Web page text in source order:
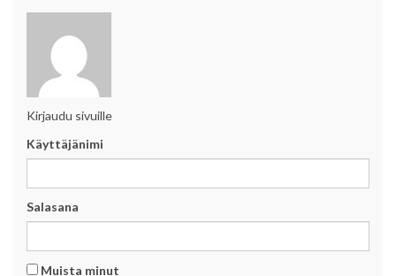
Kirjaudu sivuille
Käyttäjänimi
Salasana
Muista minut